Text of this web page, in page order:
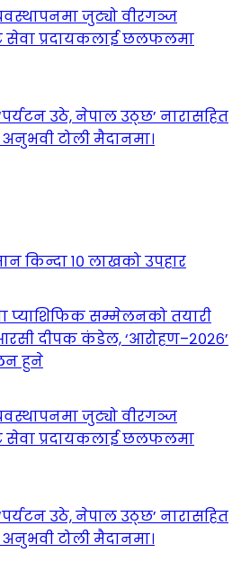
जुट्यो वीरगञ्ज
सेवा प्रदायकलाई छलफलमा
‘पर्यटन उठे, नेपाल उठ्छ’ नारासहित
टोली मैदानमा।
किन्दा १० लाखको उपहार
प्याशिफिक सम्मेलनको तयारी
दीपक कंडेल, ‘आरोहण–२०२६’
हुने
जुट्यो वीरगञ्ज
सेवा प्रदायकलाई छलफलमा
‘पर्यटन उठे, नेपाल उठ्छ’ नारासहित
टोली मैदानमा।